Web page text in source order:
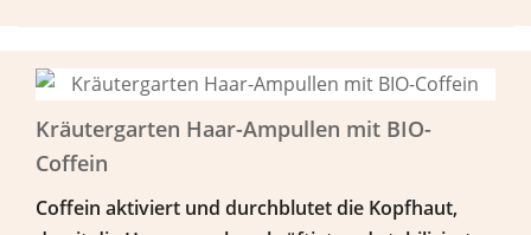
Kräutergarten Haar-Ampullen mit BIO-
Coffein
Coffein aktiviert und durchblutet die Kopfhaut,